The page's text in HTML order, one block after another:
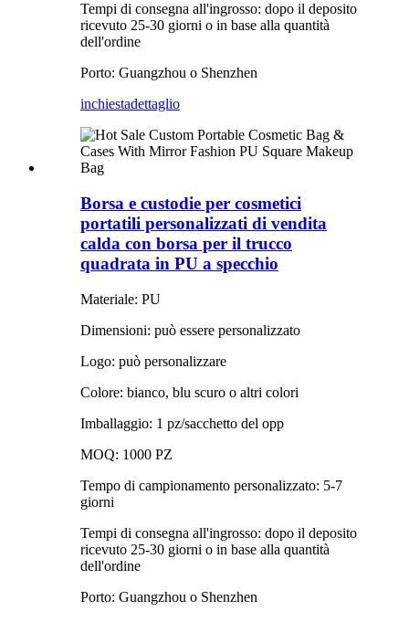
Tempi di consegna all'ingrosso: dopo il deposito
ricevuto 25-30 giorni o in base alla quantità
dell'ordine
Porto: Guangzhou o Shenzhen
inchiestadettaglio
Borsa e custodie per cosmetici
portatili personalizzati di vendita
calda con borsa per il trucco
quadrata in PU a specchio
Materiale: PU
Dimensioni: può essere personalizzato
Logo: può personalizzare
Colore: bianco, blu scuro o altri colori
Imballaggio: 1 pz/sacchetto del opp
MOQ: 1000 PZ
Tempo di campionamento personalizzato: 5-7
giorni
Tempi di consegna all'ingrosso: dopo il deposito
ricevuto 25-30 giorni o in base alla quantità
dell'ordine
Porto: Guangzhou o Shenzhen